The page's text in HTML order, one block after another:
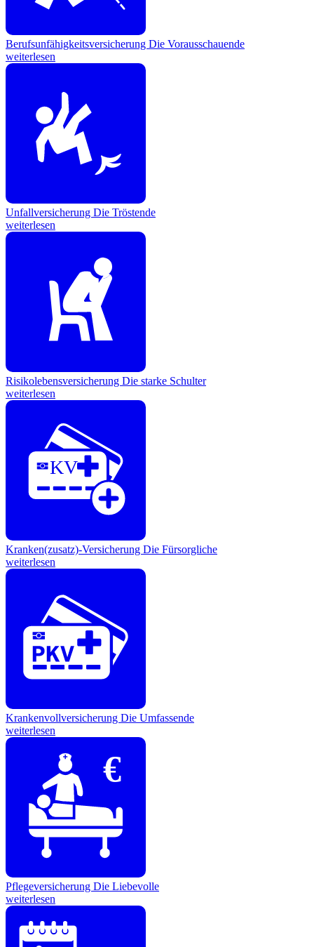
Berufsunfähigkeitsversicherung Die Vorausschauende
weiterlesen
Unfallversicherung Die Tröstende
weiterlesen
Risikolebensversicherung Die starke Schulter
weiterlesen
KV
Kranken(zusatz)-Versicherung Die Fürsorgliche
weiterlesen
Krankenvollversicherung Die Umfassende
weiterlesen
€
Pflegeversicherung Die Liebevolle
weiterlesen